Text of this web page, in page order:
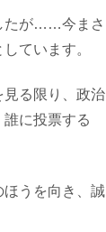
たが……今まさ
ています。
見る限り、政治
に投票する
うを向き、誠